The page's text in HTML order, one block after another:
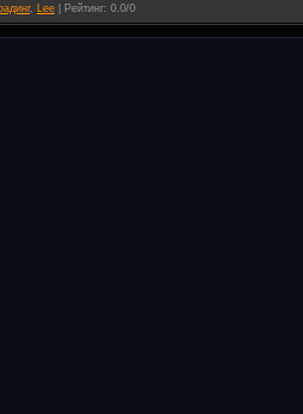
, Lee Рейтинг: 0.0/0